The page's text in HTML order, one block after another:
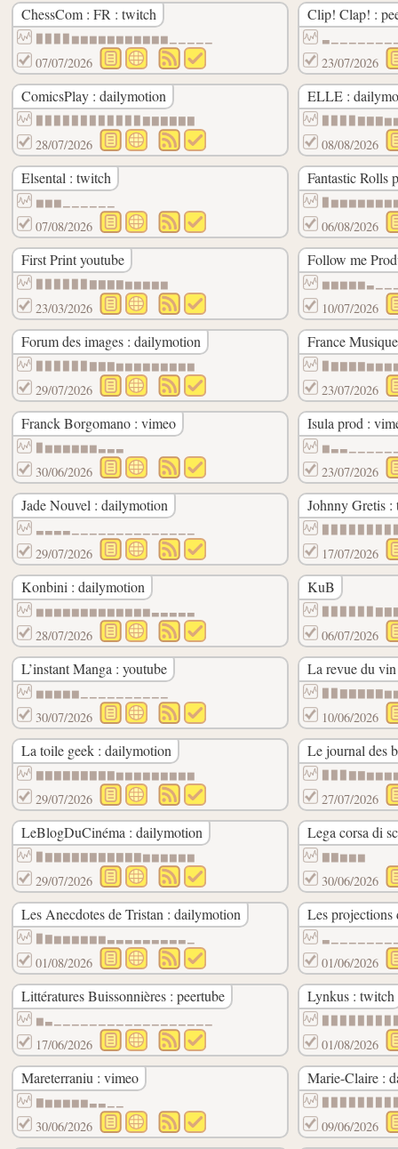
ChessCom : FR : twitch
▉▉▉▉▆▆▆▆▆▆▆▆▆▆▆▁▁▁▁▁
07/07/2026
Clip! Clap! :
23/07/2026
ComicsPlay : dailymotion
▉▉▉▉▉▉▉▉▉▉▉▉▇▇▇▇▇▇
28/07/2026
ELLE :
08/08/2026
Elsental : twitch
▆▆▆▁▁▁▁▁▁
07/08/2026
Fantastic Rolls
06/08/2026
First Print youtube
▉▉▉▉▉▉▇▇▇▇▆▆▆▆▆
23/03/2026
Follow me
10/07/2026
Forum des images : dailymotion
▉▉▉▉▉▉▇▇▇▆▆▆▆▆▆▆▆▆
29/07/2026
France
23/07/2026
Franck Borgomano : vimeo
▉▆▆▆▆▆▆▃▃▃
30/06/2026
Isula prod :
23/07/2026
Jade Nouvel : dailymotion
▃▃▃▃▁▁▁▁▁▁▁▁▁▁▁▁▁▁
29/07/2026
Johnny Gretis
17/07/2026
Konbini : dailymotion
▆▆▆▆▆▆▆▆▆▆▆▆▆▃▃▃▃▃
28/07/2026
KuB
06/07/2026
L’instant Manga : youtube
▆▆▆▆▆▁▁▁▁▁▁▁▁▁▁
30/07/2026
La revue du
10/06/2026
La toile geek : dailymotion
▇▇▇▇▇▇▇▇▇▆▆▆▆▆▆▆▆▆
29/07/2026
Le journal des
27/07/2026
LeBlogDuCinéma : dailymotion
▉▇▇▇▇▇▇▇▇▇▇▇▆▆▆▆▆▆
29/07/2026
Lega corsa di
▇▇▆▆▆
30/06/2026
Les Anecdotes de Tristan : dailymotion
▉▇▆▆▆▆▆▆▃▃▃▃▃▃▃▃▃▁
01/08/2026
Les projections
01/06/2026
Littératures Buissonnières : peertube
▆▃▁▁▁▁▁▁▁▁▁▁▁▁▁▁▁▁▁▁
17/06/2026
Lynkus : twitch
01/08/2026
Mareterraniu : vimeo
▇▆▆▆▆▆▃▃▁▁
30/06/2026
Marie-Claire :
09/06/2026